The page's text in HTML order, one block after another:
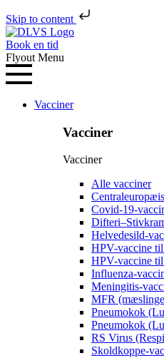
Skip to content
Book en tid
Flyout Menu
Vacciner
Vacciner
Vacciner
Alle vacciner
Covid-19-
Helvedesild-
HPV-vaccine
HPV-vaccine
Influenza-
Meningitis-
MFR
Pneumokok
Pneumokok
RS Virus
Skoldkoppe-